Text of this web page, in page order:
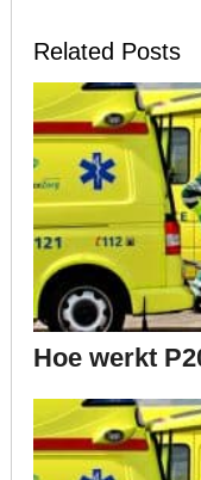
Related Posts
Hoe werkt